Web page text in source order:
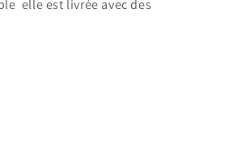
elle est livrée avec des